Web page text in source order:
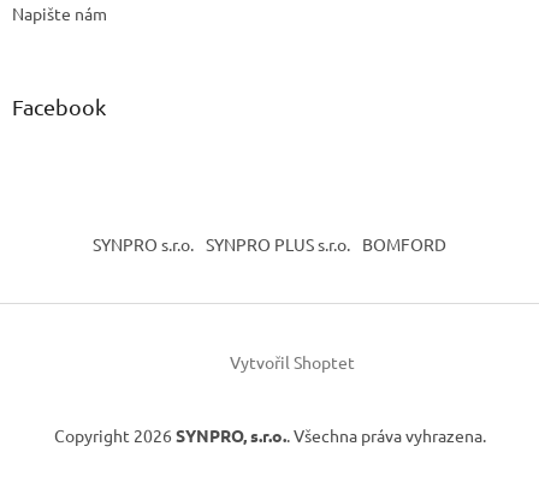
Napište nám
Facebook
SYNPRO s.r.o. SYNPRO PLUS s.r.o. BOMFORD
Vytvořil Shoptet
Copyright 2026 SYNPRO, s.r.o.. Všechna práva vyhrazena.